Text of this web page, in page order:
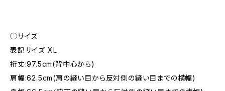
◯サイズ
表記サイズ XL
裄丈:97.5cm(背中心から)
肩幅:62.5cm(肩の縫い目から反対側の縫い目までの横幅)